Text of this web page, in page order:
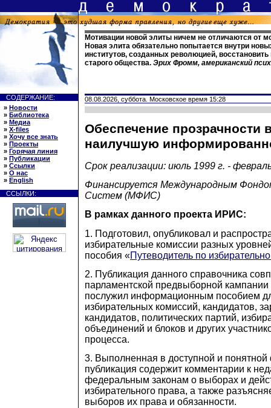
Мотивации новой элиты ничем не отличаются от
Новая элита обязательно попытается внутри
институтов, созданных революцией,
старого общества. Эрих Фромм, американский
СОДЕРЖАНИЕ:
» Новости
» Библиотека
» Медиа
» X-files
» Хочу все знать
» Проекты
» Горячая линия
» Публикации
» Ссылки
» О нас
» English
ССЫЛКИ:
08.08.2026, суббота. Московское время 15:28
Обеспечение прозрачности
наилучшую
Срок реализации: июль 1999 г. -
Финансируется Международным
Систем (МФИС)
В рамках данного проекта ИРИС:
1. Подготовил, опубликовал и
избирательные комиссии разных
пособия «Путеводитель по
2. Публикация данного справочника
парламентской предвыборной
послужил информационным пособием
избирательных комиссий, кандидатов,
кандидатов, политических партий,
объединений и блоков и других
процесса.
3. Выполненная в доступной и
публикация содержит комментарии к
федеральным законам о выборах и
избирательного права, а также
выборов их права и обязанности.